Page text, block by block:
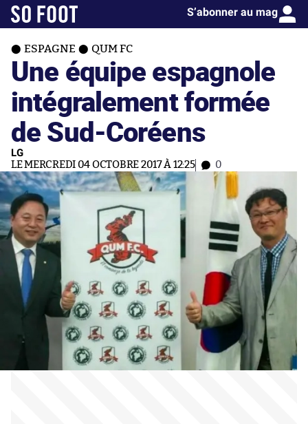
S’abonner au mag
ESPAGNE QUM FC
Une équipe espagnole
intégralement formée
de Sud-Coréens
LG
LE MERCREDI 04 OCTOBRE 2017 À 12:25 0